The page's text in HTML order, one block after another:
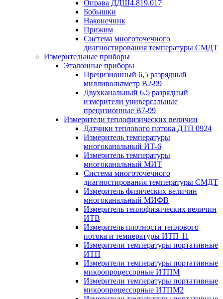
Оправа ДДШ4.819.017
Бобышки
Наконечник
Прижим
Система многоточечного
диагностирования температуры СМДТ
Измерительные приборы
Эталонные приборы
Прецизионный 6,5 разрядный
милливольтметр В2-99
Двухканальный 6,5 разрядный
измерители универсальные
прецизионные В7-99
Измерители теплофизических величин
Датчики теплового потока ДТП 0924
Измеритель температуры
многоканальный ИТ-6
Измеритель температуры
многоканальный МИТ
Система многоточечного
диагностирования температуры СМДТ
Измеритель физических величин
многоканальный МИФВ
Измеритель теплофизических величин
ИТВ
Измеритель плотности теплового
потока и температуры ИТП-11
Измерители температуры портативные
ИТП
Измерители температуры портативные
микропроцессорные ИТПМ
Измерители температуры портативные
микропроцессорные ИТПМ2